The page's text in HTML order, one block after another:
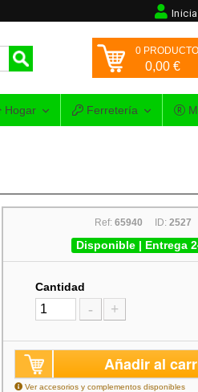
0
0,00 €
Hogar Ferretería
Ref:65940 ID:2527
Disponible | Entrega
Cantidad
- +
Añadir al
Ver accesorios y complementos disponibles